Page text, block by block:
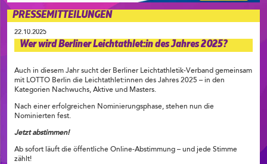
PRESSEMITTEILUNGEN
22.10.2025
Wer wird Berliner Leichtathlet:in des Jahres 2025?
Auch in diesem Jahr sucht der Berliner Leichtathletik-Verband gemeinsam
mit LOTTO Berlin die Leichtathlet:innen des Jahres 2025 – in den
Kategorien Nachwuchs, Aktive und Masters.
Nach einer erfolgreichen Nominierungsphase, stehen nun die
Nominierten fest.
Jetzt abstimmen!
Ab sofort läuft die öffentliche Online-Abstimmung – und jede Stimme
zählt!